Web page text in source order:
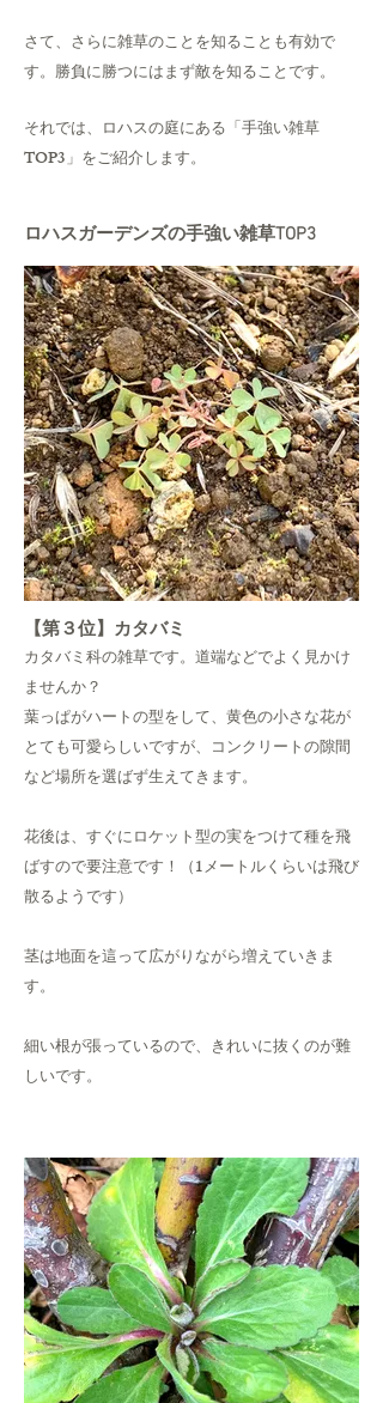
さて、さらに雑草のことを知ることも有効で
す。勝負に勝つにはまず敵を知ることです。
それでは、ロハスの庭にある「手強い雑草
TOP3」をご紹介します。
ロハスガーデンズの手強い雑草TOP3
【第３位】カタバミ
カタバミ科の雑草です。道端などでよく見かけ
ませんか？
葉っぱがハートの型をして、黄色の小さな花が
とても可愛らしいですが、コンクリートの隙間
など場所を選ばず生えてきます。
花後は、すぐにロケット型の実をつけて種を飛
ばすので要注意です！（1メートルくらいは飛び
散るようです）
茎は地面を這って広がりながら増えていきま
す。
細い根が張っているので、きれいに抜くのが難
しいです。